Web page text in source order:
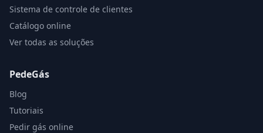
Sistema de controle de clientes
Catálogo online
Ver todas as soluções
PedeGás
Blog
Tutoriais
Pedir gás online